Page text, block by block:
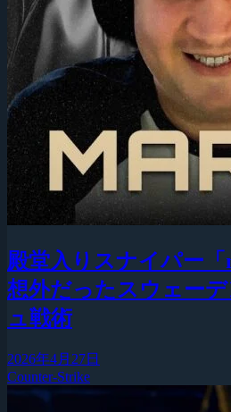
殿堂入りスナイパー
想外だったスウェー
ュ戦術
2026年4月27日
Counter-Strike